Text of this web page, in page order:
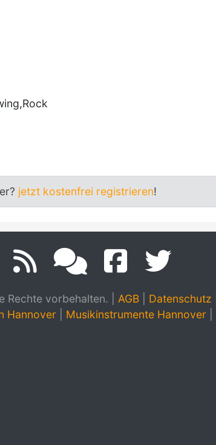
jetzt kostenfrei registrieren!
Rechte vorbehalten. AGB| Datenschutz
Hannover Musikinstrumente Hannover